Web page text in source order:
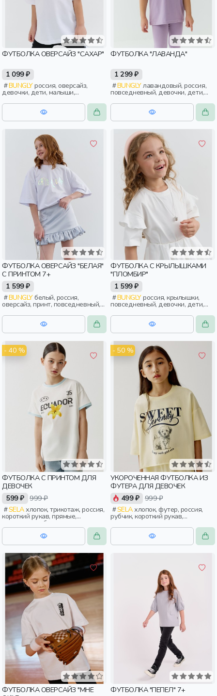
ФУТБОЛКА ОВЕРСАЙЗ "САХАР"
1 099 ₽
BUNGLYроссия, оверсайз,
девочки, дети, малыши,
ФУТБОЛКА "ЛАВАНДА"
1 299 ₽
BUNGLYлавандовый, россия,
повседневный, девочки, дети,
ФУТБОЛКА ОВЕРСАЙЗ "БЕЛАЯ"
С ПРИНТОМ 7+
1 599 ₽
BUNGLYбелый, россия,
оверсайз, принт, повседневный,
девочки, дети, школьники,
подростки
ФУТБОЛКА С КРЫЛЫШКАМИ
"ПЛОМБИР"
1 599 ₽
BUNGLYроссия, крылышки,
повседневный, девочки, дети,
- 40 %
ФУТБОЛКА С ПРИНТОМ ДЛЯ
ДЕВОЧЕК
599 ₽ 999 ₽
SELAхлопок, трикотаж, россия,
короткий рукав, прямые,
короткие, свободные, принт,
вырез, круглый вырез, девочки,
- 50 %
УКОРОЧЕННАЯ ФУТБОЛКА ИЗ
ФУТЕРА ДЛЯ ДЕВОЧЕК
499 ₽ 999 ₽
SELAхлопок, футер, россия,
рубчик, короткий рукав,
укороченные, короткие, разрез,
свободные, принт, вырез, круглый
вырез, девочки, дети
ФУТБОЛКА ОВЕРСАЙЗ "МНЕ
ФУТБОЛКА "ПЕПЕЛ" 7+